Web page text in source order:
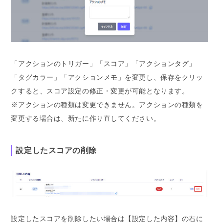
「アクションのトリガー」「スコア」「アクションタグ」
「タグカラー」「アクションメモ」を変更し、保存をクリッ
クすると、スコア設定の修正・変更が可能となります。
※アクションの種類は変更できません。アクションの種類を
変更する場合は、新たに作り直してください。
設定したスコアの削除
設定したスコアを削除したい場合は【設定した内容】の右に